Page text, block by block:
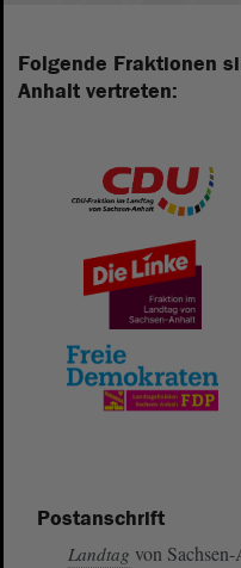
Folgende Fraktionen
Anhalt vertreten:
Postanschrift
Landtag von